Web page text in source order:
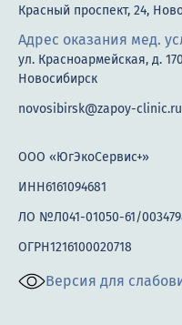
Красный проспект, 24,
Адрес оказания мед.
ул. Красноармейская, д.
Новосибирск
novosibirsk@zapoy-clinic.ru
ООО «ЮгЭкоСервис+»
ИНН6161094681
ЛО №Л041-01050-61/
ОГРН1216100020718
Версия для